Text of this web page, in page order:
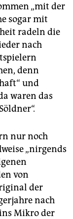
„mit der
sogar mit
radeln die
nach
denn
und
waren das
nur noch
„nirgends
von
der
nach
Mikro der